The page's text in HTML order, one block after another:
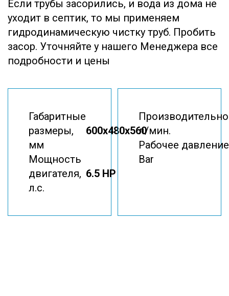
Если трубы засорились, и вода из дома не
уходит в септик, то мы применяем
гидродинамическую чистку труб. Пробить
засор. Уточняйте у нашего Менеджера все
подробности и цены
Габаритные
размеры,
мм
600x480x560
Мощность
двигателя,
л.с.
6.5 HP
л/мин.
Рабочее
Bar